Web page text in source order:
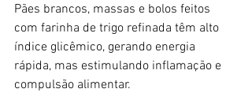
Pães brancos, massas e bolos feitos
com farinha de trigo refinada têm alto
índice glicêmico, gerando energia
rápida, mas estimulando inflamação e
compulsão alimentar.